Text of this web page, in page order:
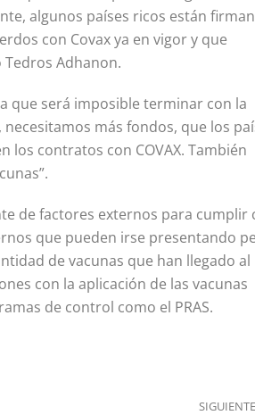
algunos países ricos están
con Covax ya en vigor y que
Adhanon.
que será imposible terminar con la
más fondos, que los
contratos con COVAX. También
de factores externos para cumplir
que pueden irse presentando
de vacunas que han llegado al
con la aplicación de las vacunas
de control como el PRAS.
SIGUIENTE